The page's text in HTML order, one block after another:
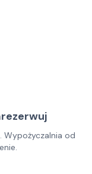
Wypożyczalnia od